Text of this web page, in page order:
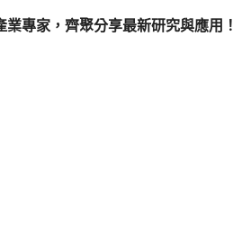
專家，齊聚分享最新研究與應用！